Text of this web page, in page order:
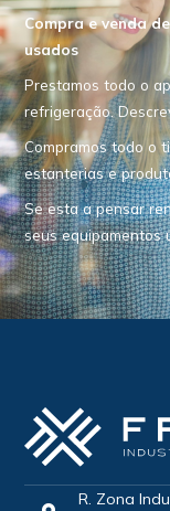
Compra e venda
usados
Prestamos todo o
refrigeração.
Compramos todo o
estanterias e
Se esta a pensar
seus equipamentos
R. Zona